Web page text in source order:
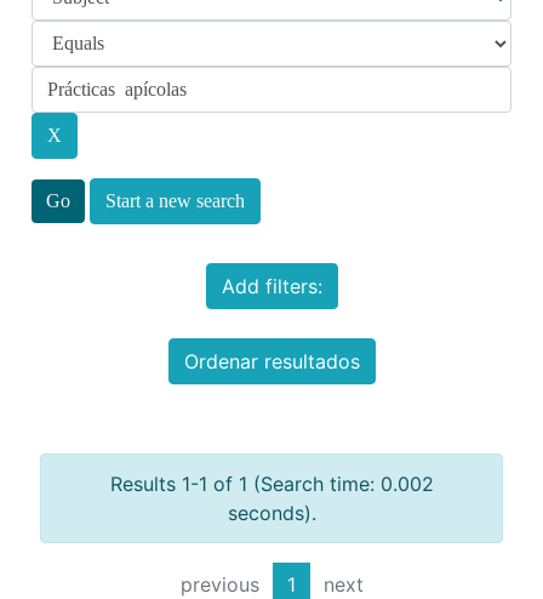
Start a new search
Add filters:
Ordenar resultados
Results 1-1 of 1 (Search time: 0.002
seconds).
previous 1 next